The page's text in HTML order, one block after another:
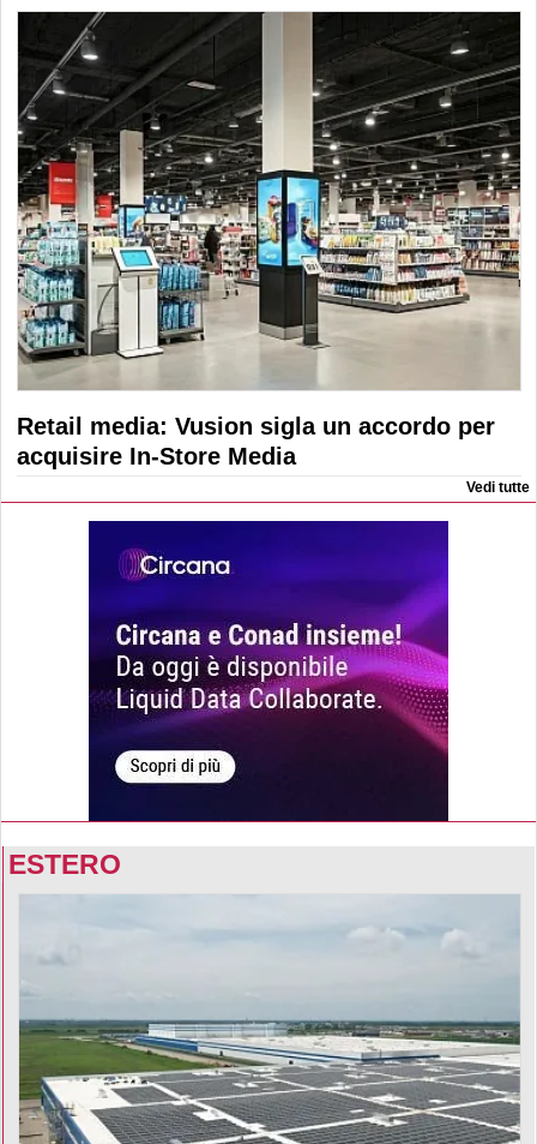
Retail media: Vusion sigla un accordo per
acquisire In-Store Media
Vedi tutte
ESTERO